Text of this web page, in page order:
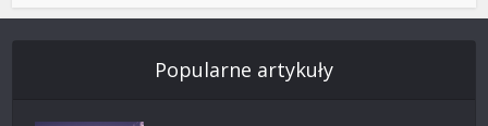
Popularne artykuły